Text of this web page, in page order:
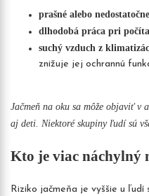
prašné alebo
dlhodobá práca pri
suchý vzduch z
znižuje jej ochrannú
Jačmeň na oku sa môže objaviť v
aj deti. Niektoré skupiny ľudí sú
Kto je viac náchylný
Riziko jačmeňa je vyššie u ľudí